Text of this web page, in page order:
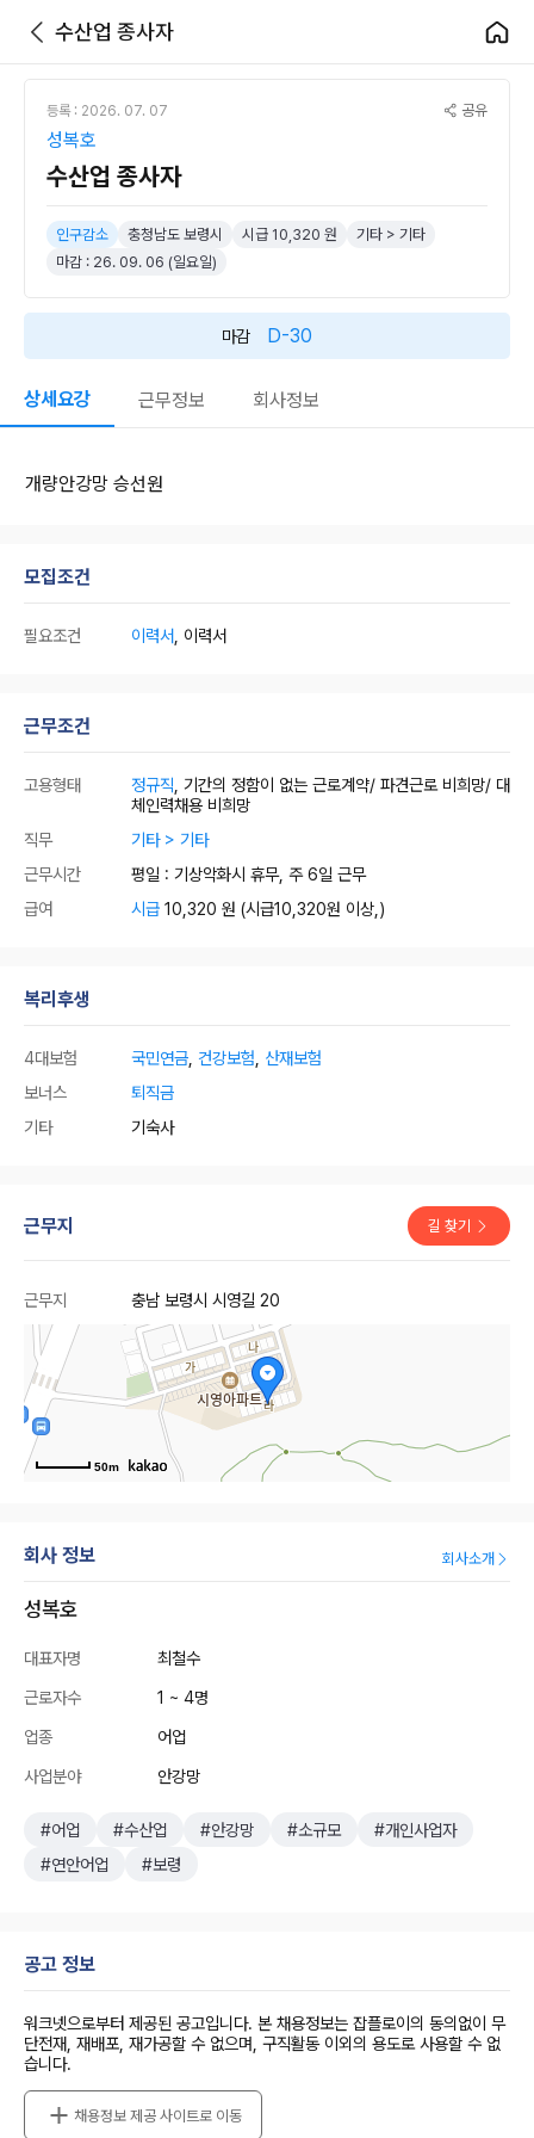
수산업 종사자
등록 : 2026. 07. 07 공유
성복호
수산업 종사자
인구감소 충청남도 보령시 시급 10,320 원
기타 > 기타
마감 : 26. 09. 06 (일요일)
마감 D-30
상세요강 근무정보 회사정보
개량안강망 승선원
모집조건
필요조건 이력서 , 이력서
근무조건
고용형태 정규직 , 기간의 정함이 없는 근로계약/ 파견근로 비희망/ 대
체인력채용 비희망
직무
기타 > 기타
근무시간
평일 : 기상악화시 휴무, 주 6일 근무
급여
시급 10,320 원 (시급10,320원 이상,)
복리후생
4대보험 국민연금 건강보험 산재보험
보너스
퇴직금
기타
기숙사
근무지 길 찾기
근무지 충남 보령시 시영길 20
50m
회사 정보 회사소개
성복호
대표자명
최철수
근로자수
1 ~ 4명
업종
어업
사업분야
안강망
#어업 #수산업 #안강망 #소규모
#개인사업자
#연안어업
#보령
공고 정보
워크넷으로부터 제공된 공고입니다. 본 채용정보는 잡플로이의 동의없이 무
단전재, 재배포, 재가공할 수 없으며, 구직활동 이외의 용도로 사용할 수 없
습니다.
채용정보 제공 사이트로 이동